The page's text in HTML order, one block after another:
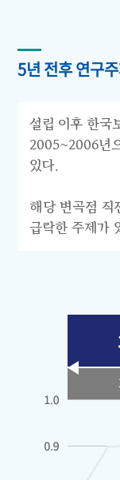
5년 전후 연구
설립 이후 한국
2005~2006년
있다.
해당 변곡점 직
급락한 주제가